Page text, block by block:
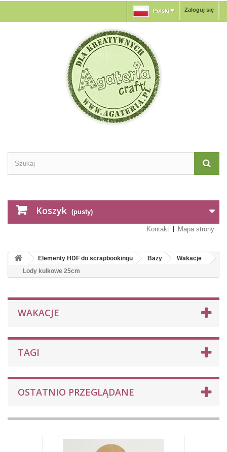
Zaloguj się
Polski
Koszyk (pusty)
Kontakt Mapa strony
Elementy HDF do scrapbookingu Bazy
Wakacje
Lody kulkowe 25cm
WAKACJE
TAGI
OSTATNIO PRZEGLĄDANE